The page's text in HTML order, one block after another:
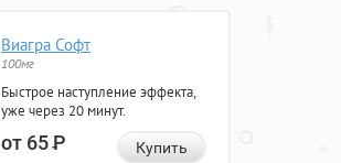
Виагра Софт
100мг
Быстрое наступление эффекта,
уже через 20 минут.
от 65Р Купить